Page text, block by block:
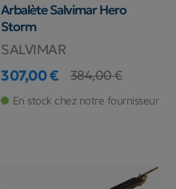
Arbalète Salvimar Hero
Storm
SALVIMAR
Prix
307,00 €
Prix de base
384,00 €
En stock chez notre fournisseur